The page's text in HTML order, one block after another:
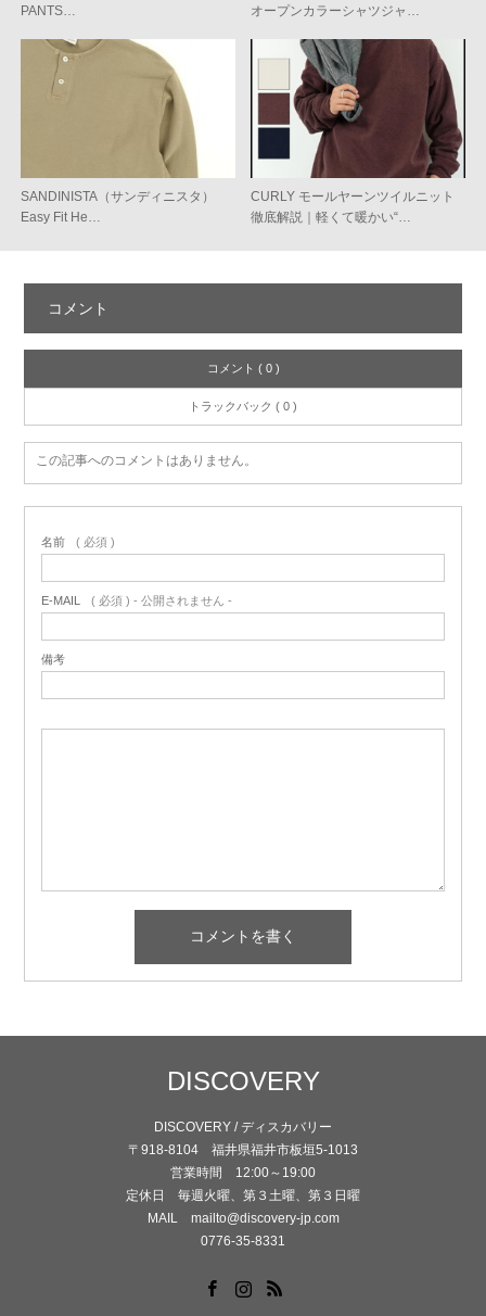
PANTS…
オープンカラーシャツジャ…
SANDINISTA（サンディニスタ）
Easy Fit He…
CURLY モールヤーンツイルニット
徹底解説｜軽くて暖かい“…
コメント
コメント ( 0 )
トラックバック ( 0 )
この記事へのコメントはありません。
名前 ( 必須 )
E-MAIL ( 必須 ) - 公開されません -
備考
DISCOVERY
DISCOVERY / ディスカバリー
〒918-8104 福井県福井市板垣5-1013
営業時間 12:00～19:00
定休日 毎週火曜、第３土曜、第３日曜
MAIL mailto@discovery-jp.com
0776-35-8331